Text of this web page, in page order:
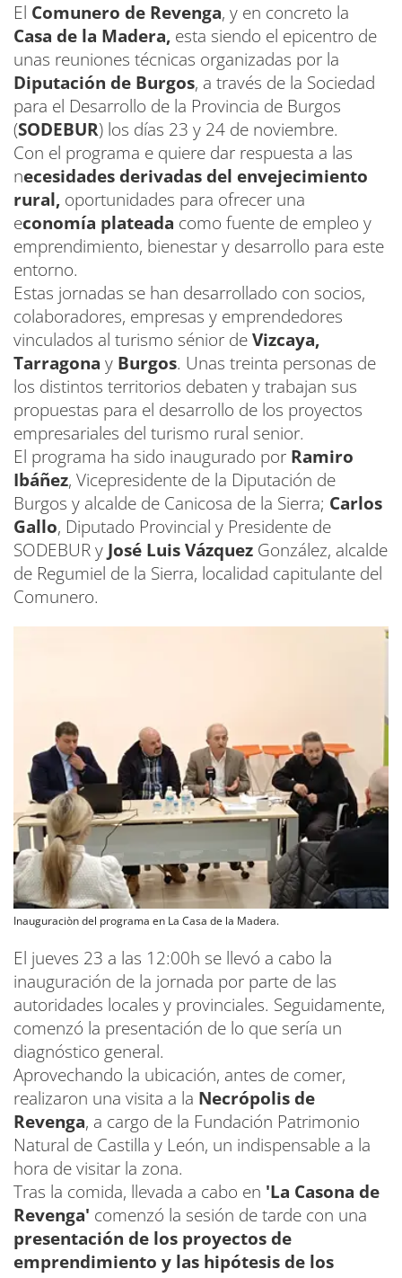
El Comunero de Revenga, y en concreto la
Casa de la Madera, esta siendo el epicentro de
unas reuniones técnicas organizadas por la
Diputación de Burgos, a través de la Sociedad
para el Desarrollo de la Provincia de Burgos
(SODEBUR) los días 23 y 24 de noviembre.
Con el programa e quiere dar respuesta a las
necesidades derivadas del envejecimiento
rural, oportunidades para ofrecer una
economía plateada como fuente de empleo y
emprendimiento, bienestar y desarrollo para este
entorno.
Estas jornadas se han desarrollado con socios,
colaboradores, empresas y emprendedores
vinculados al turismo sénior deVizcaya,
Tarragona y Burgos. Unas treinta personas de
los distintos territorios debaten y trabajan sus
propuestas para el desarrollo de los proyectos
empresariales del turismo rural senior.
El programa ha sido inaugurado por Ramiro
Ibáñez, Vicepresidente de la Diputación de
Burgos y alcalde de Canicosa de la Sierra; Carlos
Gallo, Diputado Provincial y Presidente de
SODEBUR y José Luis Vázquez González, alcalde
de Regumiel de la Sierra, localidad capitulante del
Comunero.
Inauguraciòn del programa en La Casa de la Madera.
El jueves 23 a las 12:00h se llevó a cabo la
inauguración de la jornada por parte de las
autoridades locales y provinciales. Seguidamente,
comenzó la presentación de lo que sería un
diagnóstico general.
Aprovechando la ubicación, antes de comer,
realizaron una visita a la Necrópolis de
Revenga, a cargo de la Fundación Patrimonio
Natural de Castilla y León, un indispensable a la
hora de visitar la zona.
Tras la comida, llevada a cabo en 'La Casona de
Revenga' comenzó la sesión de tarde con una
presentación de los proyectos de
emprendimiento y las hipótesis de los